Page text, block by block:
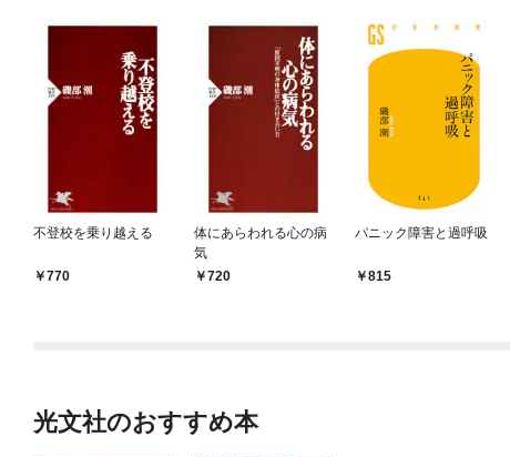
不登校を乗り越える
770
体にあらわれる心の病
気
720
パニック障害と過呼吸
815
光文社のおすすめ本